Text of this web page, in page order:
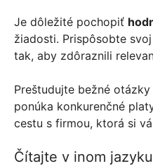
Je dôležité pochopiť
žiadosti. Prispôsobte
tak, aby zdôraznili
Preštudujte bežné
ponúka konkurenčné
cestu s firmou, ktorá si
Čítajte v inom jazyku